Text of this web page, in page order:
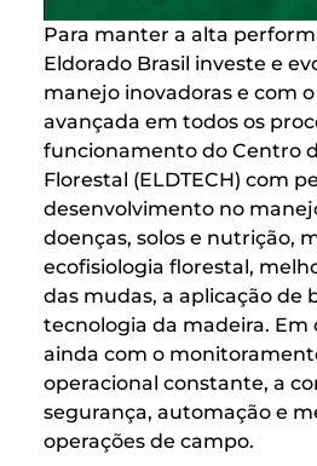
Para manter a alta
Eldorado Brasil investe e
manejo inovadoras e com
avançada em todos os
funcionamento do Centro
Florestal (ELDTECH) com
desenvolvimento no
doenças, solos e nutrição,
ecofisiologia florestal,
das mudas, a aplicação de
tecnologia da madeira.
ainda com o
operacional constante, a
segurança, automação e
operações de campo.